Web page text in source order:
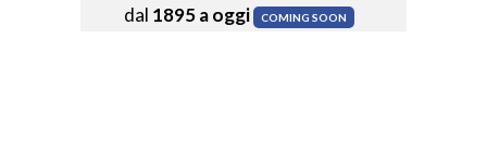
dal 1895 a oggi COMING SOON